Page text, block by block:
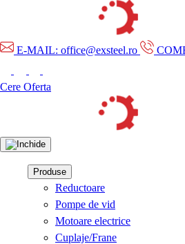
E-MAIL: office@exsteel.ro
Cere Oferta
Produse
Reductoare
Pompe de vid
Motoare electrice
Cuplaje/Frane